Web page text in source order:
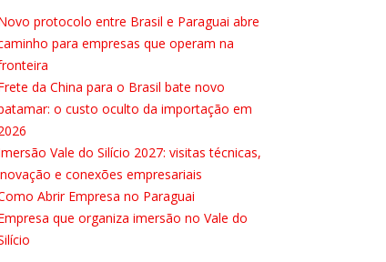
protocolo entre Brasil e Paraguai abre
para empresas que operam na
da China para o Brasil bate novo
o custo oculto da importação em
Vale do Silício 2027: visitas técnicas,
e conexões empresariais
Abrir Empresa no Paraguai
que organiza imersão no Vale do